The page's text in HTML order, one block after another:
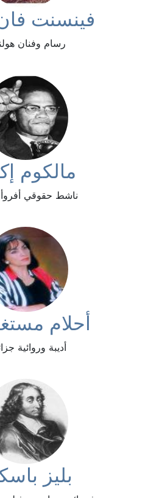
فينسنت
رسام وفنان
مالكوم
ناشط حقوقي
أحلام
أديبة وروائية
بليز